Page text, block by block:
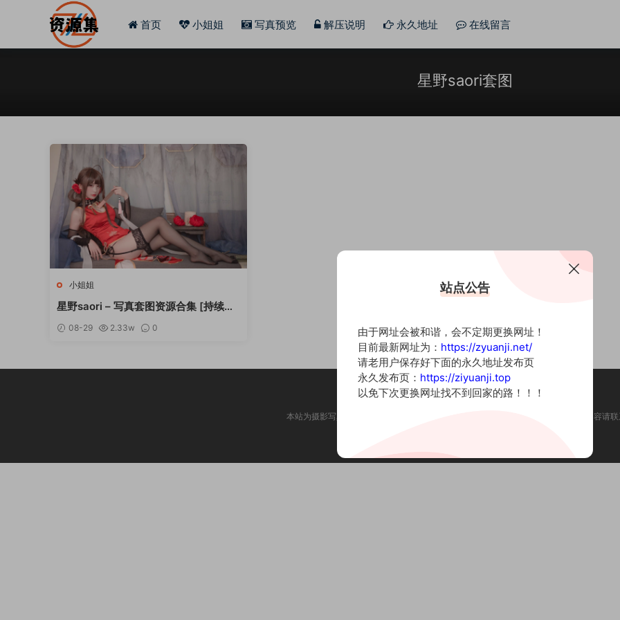
首页 小姐姐 写真预览 解压说明 永久地址 在线留言
星野saori套图
小姐姐
星野saori – 写真套图资源合集 [持续更
08-29 2.33w 0
本站为摄影写真图片网站，内容来自网络收集整理，仅作个人学习使用。如有违法内容请
站点公告
由于网址会被和谐，会不定期更换网址！
目前最新网址为： https://zyuanji.net/
请老用户保存好下面的永久地址发布页
永久发布页： https://ziyuanji.top
以免下次更换网址找不到回家的路！！！